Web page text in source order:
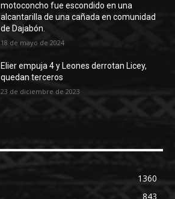
motoconcho fue escondido en una
alcantarilla de una cañada en comunidad
de Dajabón.
18 de mayo de 2024
Elier empuja 4 y Leones derrotan Licey,
quedan terceros
23 de diciembre de 2023
1360
843